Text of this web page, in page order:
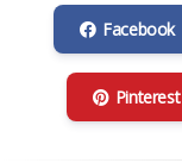
Facebook
Pinterest